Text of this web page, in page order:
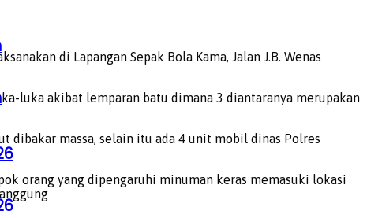
di Lapangan Sepak Bola Kama, Jalan J.B. Wenas
luka akibat lemparan batu dimana 3 diantaranya merupakan
dibakar massa, selain itu ada 4 unit mobil dinas Polres
orang yang dipengaruhi minuman keras memasuki lokasi